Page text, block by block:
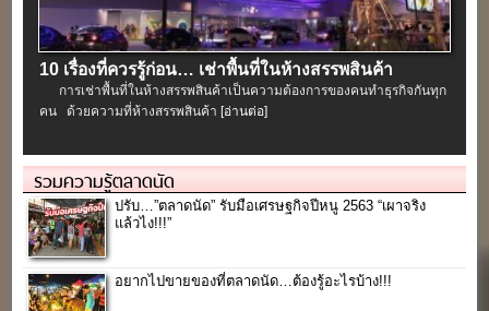
10 เรื่องที่ควรรู้ก่อน… เช่าพื้นที่ในห้างสรรพสินค้า
การเช่าพื้นที่ในห้างสรรพสินค้าเป็นความต้องการของคนทำธุรกิจกันทุก
คน ด้วยความที่ห้างสรรพสินค้า [อ่านต่อ]
รวมความรู้ตลาดนัด
ปรับ…”ตลาดนัด” รับมือเศรษฐกิจปีหนู 2563 “เผาจริง
แล้วไง!!!”
อยากไปขายของที่ตลาดนัด…ต้องรู้อะไรบ้าง!!!